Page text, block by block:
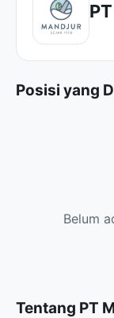
Posisi yang
Belum
Tentang PT